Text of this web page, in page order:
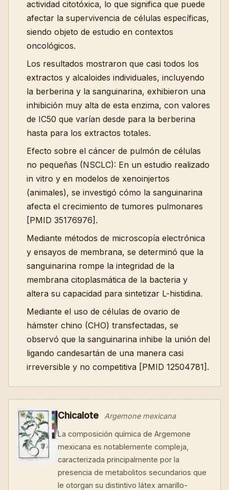
actividad citotóxica, lo que significa que puede
afectar la supervivencia de células específicas,
siendo objeto de estudio en contextos
oncológicos.
Los resultados mostraron que casi todos los
extractos y alcaloides individuales, incluyendo
la berberina y la sanguinarina, exhibieron una
inhibición muy alta de esta enzima, con valores
de IC50 que varían desde para la berberina
hasta para los extractos totales.
Efecto sobre el cáncer de pulmón de células
no pequeñas (NSCLC): En un estudio realizado
in vitro y en modelos de xenoinjertos
(animales), se investigó cómo la sanguinarina
afecta el crecimiento de tumores pulmonares
[PMID 35176976].
Mediante métodos de microscopía electrónica
y ensayos de membrana, se determinó que la
sanguinarina rompe la integridad de la
membrana citoplasmática de la bacteria y
altera su capacidad para sintetizar L-histidina.
Mediante el uso de células de ovario de
hámster chino (CHO) transfectadas, se
observó que la sanguinarina inhibe la unión del
ligando candesartán de una manera casi
irreversible y no competitiva [PMID 12504781].
Chicalote Argemone mexicana
La composición química de Argemone
mexicana es notablemente compleja,
caracterizada principalmente por la
presencia de metabolitos secundarios que
le otorgan su distintivo látex amarillo-